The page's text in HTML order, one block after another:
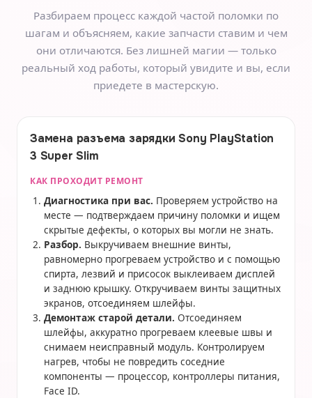
Разбираем процесс каждой частой поломки по
шагам и объясняем, какие запчасти ставим и чем
они отличаются. Без лишней магии — только
реальный ход работы, который увидите и вы, если
приедете в мастерскую.
Замена разъема зарядки Sony PlayStation
3 Super Slim
КАК ПРОХОДИТ РЕМОНТ
Диагностика при вас. Проверяем устройство на
месте — подтверждаем причину поломки и ищем
скрытые дефекты, о которых вы могли не знать.
Разбор. Выкручиваем внешние винты,
равномерно прогреваем устройство и с помощью
спирта, лезвий и присосок выклеиваем дисплей
и заднюю крышку. Откручиваем винты защитных
экранов, отсоединяем шлейфы.
Демонтаж старой детали. Отсоединяем
шлейфы, аккуратно прогреваем клеевые швы и
снимаем неисправный модуль. Контролируем
нагрев, чтобы не повредить соседние
компоненты — процессор, контроллеры питания,
Face ID.